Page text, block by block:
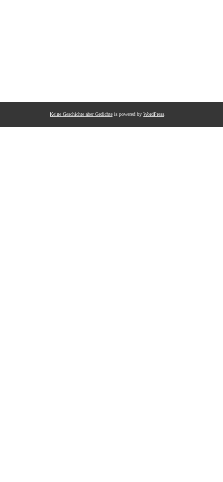
Keine Geschichte aber Gedichte is powered by WordPress